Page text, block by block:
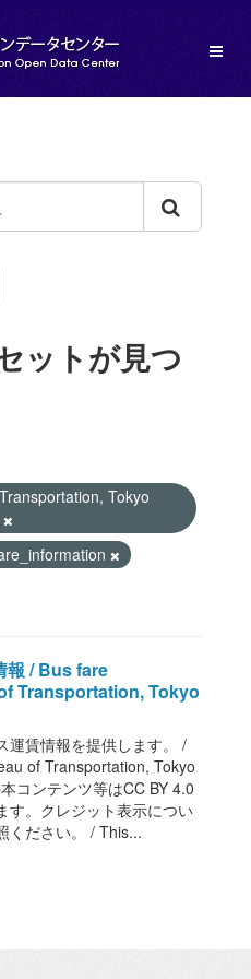
ットが見つ
Tokyo
報 / Bus fare
Transportation, Tokyo
運賃情報を提供します。 /
of Transportation, Tokyo
コンテンツ等はCC BY 4.0
す。クレジット表示につい
ください。 / This...